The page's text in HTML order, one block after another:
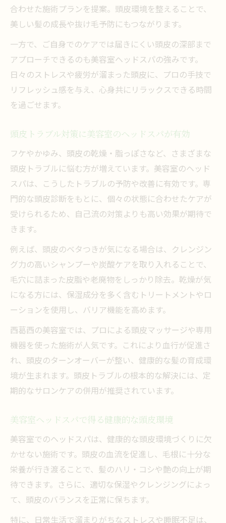
合わせた施術プランを提案。頭皮環境を整えることで、
美しい髪の成長や抜け毛予防にもつながります。
一方で、ご自身でのケアでは届きにくい頭皮の深部まで
アプローチできるのも美容室ヘッドスパの強みです。
日々のストレスや疲労が溜まった頭皮に、プロの手技で
リフレッシュ感を与え、心身共にリラックスできる時間
を過ごせます。
頭皮トラブル対策に美容室のヘッドスパが有効
フケやかゆみ、頭皮の乾燥・脂っぽさなど、さまざまな
頭皮トラブルに悩む方が増えています。美容室のヘッド
スパは、こうしたトラブルの予防や改善に有効です。専
門的な頭皮診断をもとに、個々の状態に合わせたケアが
受けられるため、自己流の対策よりも高い効果が期待で
きます。
例えば、頭皮のベタつきが気になる場合は、クレンジン
グ力の高いシャンプーや炭酸ケアを取り入れることで、
毛穴に詰まった皮脂や老廃物をしっかり除去。乾燥が気
になる方には、保湿成分を多く含むトリートメントやロ
ーションを使用し、バリア機能を高めます。
西葛西の美容室では、プロによる頭皮マッサージや専用
機器を使った施術が人気です。これにより血行が促進さ
れ、頭皮のターンオーバーが整い、健康的な髪の育成環
境が生まれます。頭皮トラブルの根本的な解決には、定
期的なサロンケアの併用が推奨されています。
美容室ヘッドスパで得る健康的な頭皮環境
美容室でのヘッドスパは、健康的な頭皮環境づくりに欠
かせない施術です。頭皮の血流を促進し、毛根に十分な
栄養が行き渡ることで、髪のハリ・コシや艶の向上が期
待できます。さらに、適切な保湿やクレンジングによっ
て、頭皮のバランスを正常に保ちます。
特に、日常生活で溜まりがちなストレスや睡眠不足は、